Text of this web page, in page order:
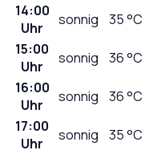
14:00
Uhr
sonnig 35°C
15:00
Uhr
sonnig 36°C
16:00
Uhr
sonnig 36°C
17:00
Uhr
sonnig 35°C